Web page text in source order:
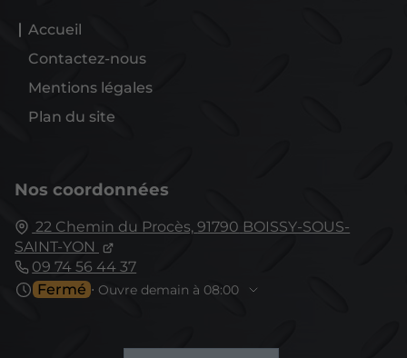
Accueil
Contactez-nous
Mentions légales
Plan du site
Nos coordonnées
22 Chemin du Procès, 91790 BOISSY-SOUS-
SAINT-YON
09 74 56 44 37
Fermé ⋅ Ouvre demain à 08:00